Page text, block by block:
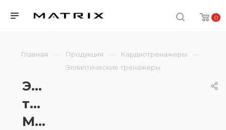
0
Главная Продукция
Кардиотренажеры
Эллиптические тренажеры
Эллиптический
тренажер
Matrix